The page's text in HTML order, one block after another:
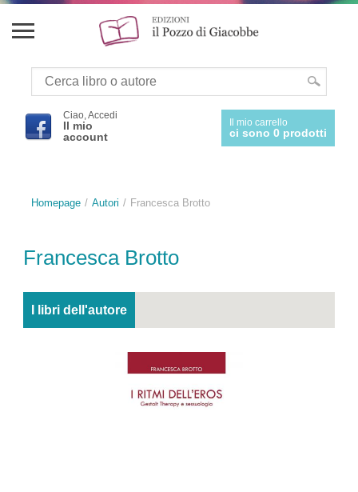
Ciao, Accedi
Il mio
account
Il mio carrello
ci sono 0 prodotti
Homepage Autori Francesca Brotto
Francesca Brotto
I libri dell'autore